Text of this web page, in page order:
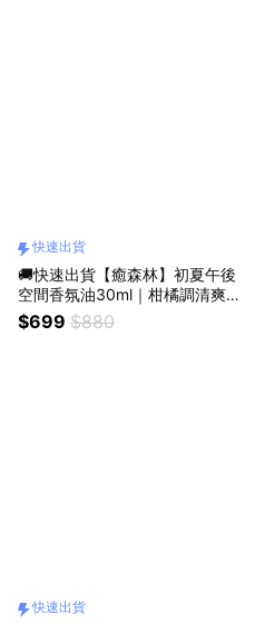
快速出貨
🚚快速出貨【癒森林】初夏午後
空間香氛油30ml｜柑橘調清爽
（擴香專用／質感香氛／療癒小
物／提神香氛）
$699 $880
快速出貨